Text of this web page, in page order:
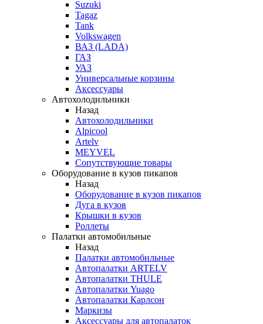
Suzuki
Tagaz
Tank
Volkswagen
ВАЗ (LADA)
ГАЗ
УАЗ
Универсальные корзины
Аксессуары
Автохолодильники
Назад
Автохолодильники
Alpicool
Artelv
MEYVEL
Сопутствующие товары
Оборудование в кузов пикапов
Назад
Оборудование в кузов пикапов
Дуга в кузов
Крышки в кузов
Роллеты
Палатки автомобильные
Назад
Палатки автомобильные
Автопалатки ARTELV
Автопалатки THULE
Автопалатки Yuago
Автопалатки Карлсон
Маркизы
Аксессуары для автопалаток